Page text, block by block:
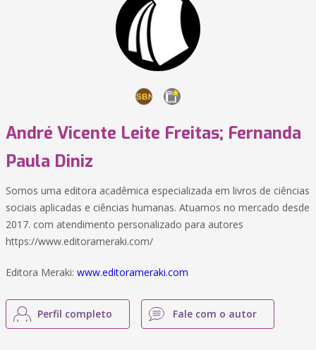
André Vicente Leite Freitas; Fernanda
Paula Diniz
Somos uma editora acadêmica especializada em livros de ciências
sociais aplicadas e ciências humanas. Atuamos no mercado desde
2017. com atendimento personalizado para autores
https://www.editorameraki.com/
Editora Meraki: www.editorameraki.com
Perfil completo Fale com o autor